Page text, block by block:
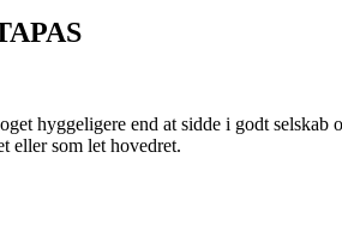
hyggeligere end at sidde i godt
eller som let hovedret.